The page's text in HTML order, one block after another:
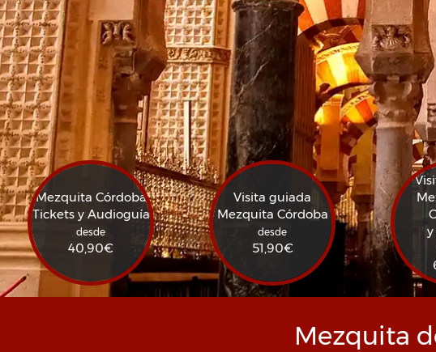
Mezquita Córdoba
Tickets y Audioguía
desde
40,90€
Visita guiada
Mezquita Córdoba
desde
51,90€
Mezquita